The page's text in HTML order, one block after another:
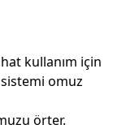
kullanım için
omuz
örter.